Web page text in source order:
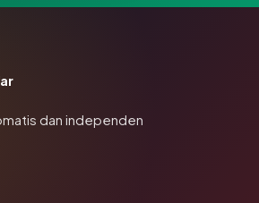
dan independen